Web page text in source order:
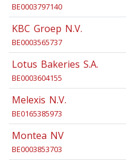
BE0003797140
KBC Groep N.V.
BE0003565737
Lotus Bakeries S.A.
BE0003604155
Melexis N.V.
BE0165385973
Montea NV
BE0003853703